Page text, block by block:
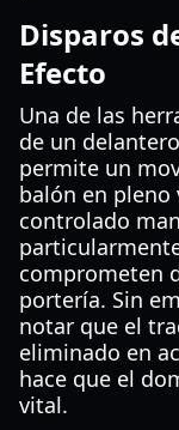
Disparos
Efecto
Una de las
de un
permite un
balón en pleno
controlado
comprometen
portería. Sin
notar que el
eliminado en
hace que el
vital.